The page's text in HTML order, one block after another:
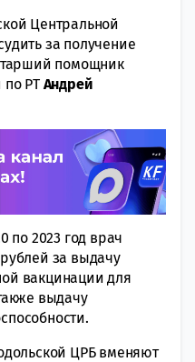
Центральной
за получение
помощник
по РТ Андрей
по 2023 год врач
за выдачу
вакцинации для
выдачу
ЦРБ вменяют